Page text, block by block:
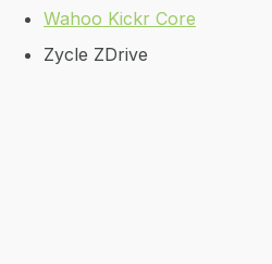
Wahoo Kickr Core
Zycle ZDrive